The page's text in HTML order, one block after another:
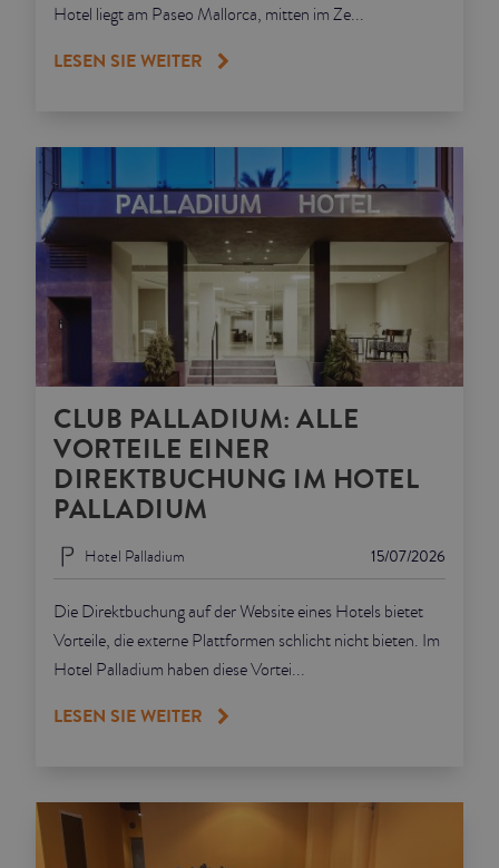
Hotel liegt am Paseo Mallorca, mitten im Ze...
LESEN SIE WEITER
CLUB PALLADIUM: ALLE
VORTEILE EINER
DIREKTBUCHUNG IM HOTEL
PALLADIUM
15/07/2026
Hotel Palladium
Die Direktbuchung auf der Website eines Hotels bietet
Vorteile, die externe Plattformen schlicht nicht bieten. Im
Hotel Palladium haben diese Vortei...
LESEN SIE WEITER